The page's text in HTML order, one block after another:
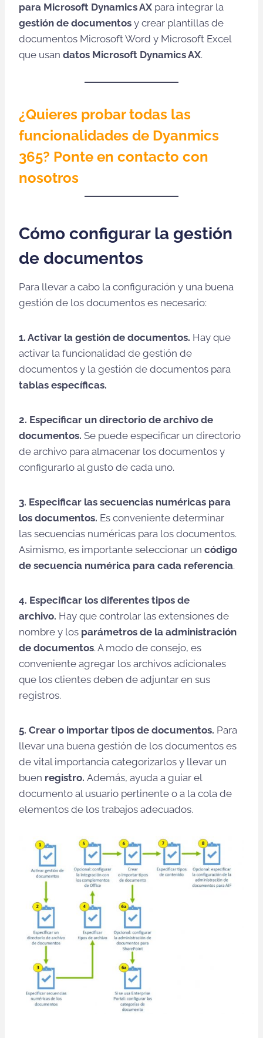
para Microsoft Dynamics AX para integrar la
gestión de documentos y crear plantillas de
documentos Microsoft Word y Microsoft Excel
que usan datos Microsoft Dynamics AX.
¿Quieres probar todas las
funcionalidades de Dyanmics
365? Ponte en contacto con
nosotros
Cómo configurar la gestión
de documentos
Para llevar a cabo la configuración y una buena
gestión de los documentos es necesario:
1. Activar la gestión de documentos. Hay que
activar la funcionalidad de gestión de
documentos y la gestión de documentos para
tablas específicas.
2. Especificar un directorio de archivo de
documentos. Se puede especificar un directorio
de archivo para almacenar los documentos y
configurarlo al gusto de cada uno.
3. Especificar las secuencias numéricas para
los documentos. Es conveniente determinar
las secuencias numéricas para los documentos.
Asimismo, es importante seleccionar un código
de secuencia numérica para cada referencia.
4. Especificar los diferentes tipos de
archivo. Hay que controlar las extensiones de
nombre y los parámetros de la administración
de documentos. A modo de consejo, es
conveniente agregar los archivos adicionales
que los clientes deben de adjuntar en sus
registros.
5. Crear o importar tipos de documentos. Para
llevar una buena gestión de los documentos es
de vital importancia categorizarlos y llevar un
buen registro. Además, ayuda a guiar el
documento al usuario pertinente o a la cola de
elementos de los trabajos adecuados.